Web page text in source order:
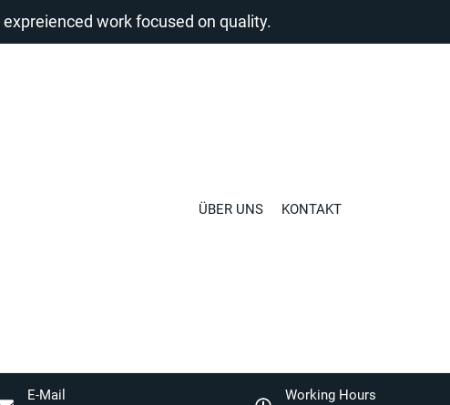
work focused on quality.
ÜBER UNS KONTAKT
E-Mail
Working Hours